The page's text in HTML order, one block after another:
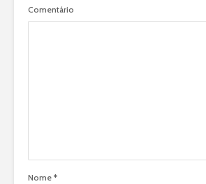
Comentário
Nome *